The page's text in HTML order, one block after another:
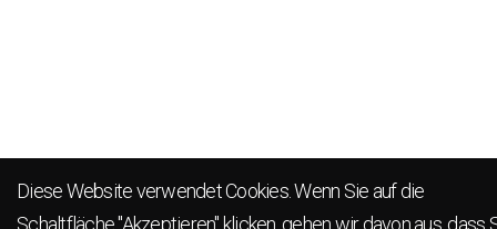
Diese Website verwendet Cookies. Wenn Sie auf die
Schaltfläche "Akzeptieren" klicken, gehen wir davon aus, dass